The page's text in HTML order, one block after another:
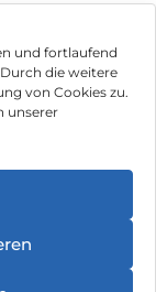
und fortlaufend
die weitere
von Cookies zu.
unserer